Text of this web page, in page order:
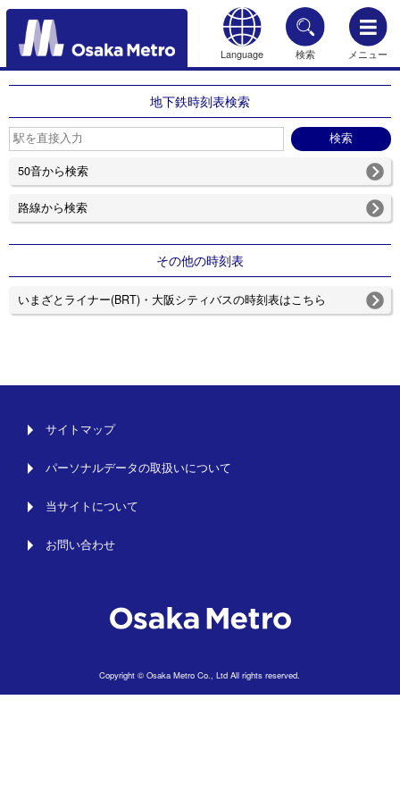
Language 検索 メニュー
もどる
地下鉄時刻表検索
50音から検索
路線から検索
その他の時刻表
いまざとライナー(BRT)・大阪シティバスの時刻表はこちら
サイトマップ
パーソナルデータの取扱いについて
当サイトについて
お問い合わせ
Copyright © Osaka Metro Co., Ltd All rights reserved.